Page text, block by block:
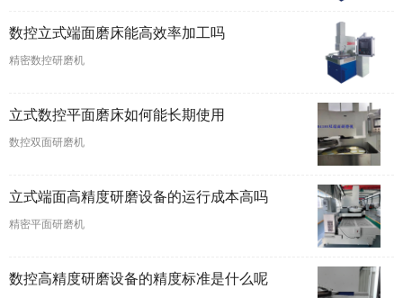
数控立式端面磨床能高效率加工吗
精密数控研磨机
立式数控平面磨床如何能长期使用
数控双面研磨机
立式端面高精度研磨设备的运行成本高吗
精密平面研磨机
数控高精度研磨设备的精度标准是什么呢